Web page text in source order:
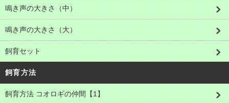
鳴き声の大きさ（中）
鳴き声の大きさ（大）
飼育セット
飼育方法
飼育方法 コオロギの仲間【1】